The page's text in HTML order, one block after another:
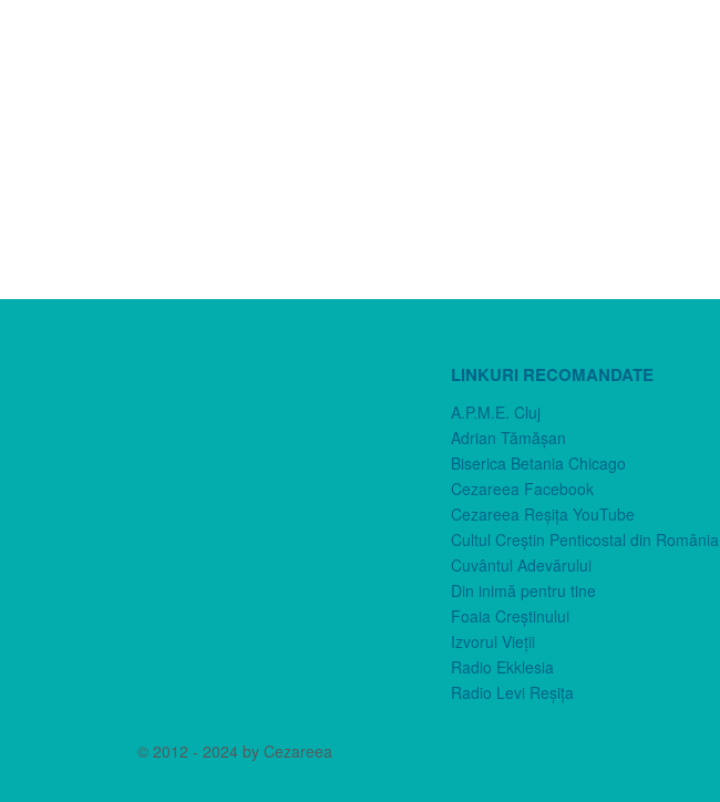
LINKURI RECOMANDATE
A.P.M.E. Cluj
Adrian Tămăşan
Biserica Betania Chicago
Cezareea Facebook
Cezareea Reşiţa YouTube
Cultul Creştin Penticostal din România
Cuvântul Adevărului
Din inimă pentru tine
Foaia Creştinului
Izvorul Vieţii
Radio Ekklesia
Radio Levi Reşiţa
© 2012 - 2024 by Cezareea